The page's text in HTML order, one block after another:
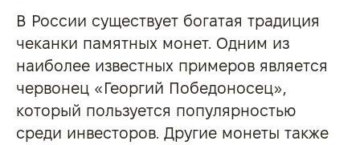
В России существует богатая традиция
чеканки памятных монет. Одним из
наиболее известных примеров является
червонец «Георгий Победоносец»,
который пользуется популярностью
среди инвесторов. Другие монеты также